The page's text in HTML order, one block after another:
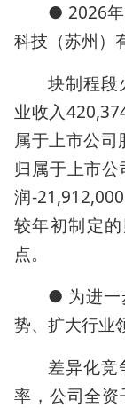
● 2026
科技（苏州）
块制程段
业收入
属于上市公司
归属于上市
润-
较年初制定
点。
● 为进一
势、扩大行业
差异化竞
率，公司全